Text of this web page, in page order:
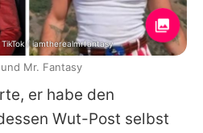
er habe den
Wut-Post selbst
/ iamtherealmrfantasy
Mr. Fantasy